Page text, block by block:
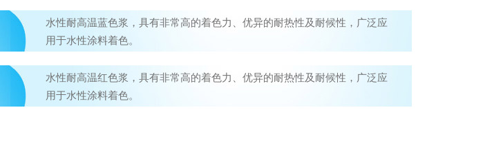
水性耐高温蓝色浆，具有非常高的着色力、优异的耐热性及耐候性，广泛应
用于水性涂料着色。
水性耐高温红色浆，具有非常高的着色力、优异的耐热性及耐候性，广泛应
用于水性涂料着色。